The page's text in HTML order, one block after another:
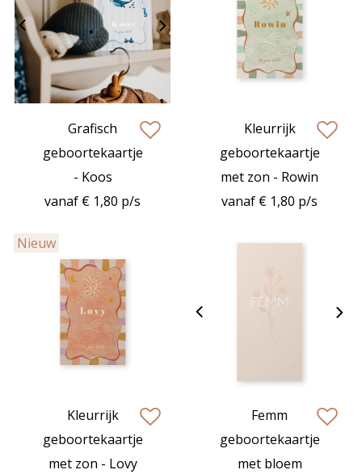
Grafisch
geboortekaartje
- Koos
vanaf € 1,80 p/s
Kleurrijk
geboortekaartje
met zon - Rowin
vanaf € 1,80 p/s
Nieuw
Kleurrijk
geboortekaartje
met zon - Lovy
Femm
geboortekaartje
met bloem